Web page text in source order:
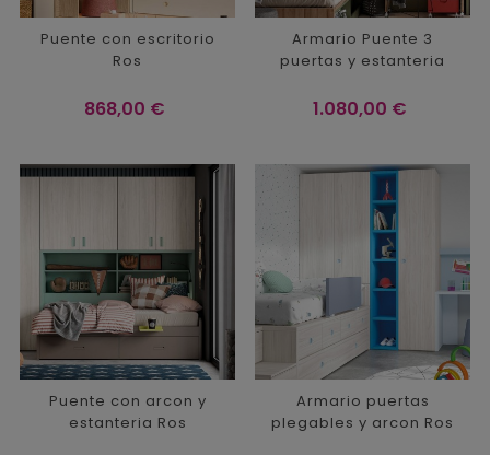
Puente con escritorio
Ros
Precio
868,00 €
Armario Puente 3
puertas y estanteria
Precio
1.080,00 €
Puente con arcon y
estanteria Ros
Armario puertas
plegables y arcon Ros